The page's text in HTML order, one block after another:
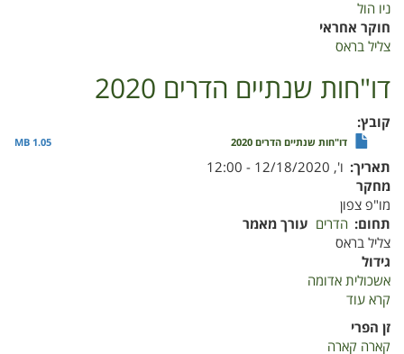
ניו הול
חוקר אחראי
צליל בראס
דו"חות שנתיים הדרים 2020
קובץ
דו"חות שנתיים הדרים 2020 1.05 MB
תאריך ו', 12/18/2020 - 12:00
מחקר
מו"פ צפון
תחום הדרים עורך מאמר
צליל בראס
גידול
אשכולית אדומה
קרא עוד
זן הפרי
קארה קארה